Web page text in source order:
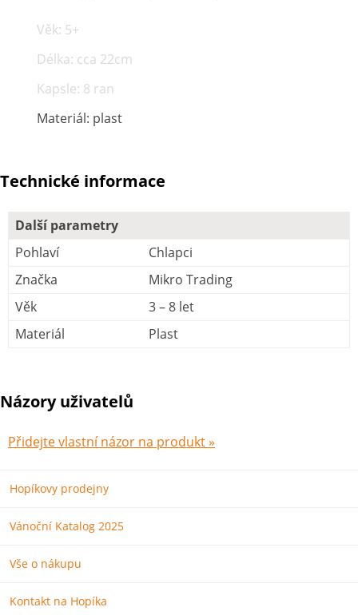
Věk: 5+
Délka: cca 22cm
Kapsle: 8 ran
Materiál: plast
Technické informace
Další parametry
Pohlaví
Chlapci
Značka
Mikro Trading
Věk
3 – 8 let
Materiál
Plast
Názory uživatelů
Přidejte vlastní názor na produkt »
Hopíkovy prodejny
Vánoční Katalog 2025
Vše o nákupu
Kontakt na Hopíka